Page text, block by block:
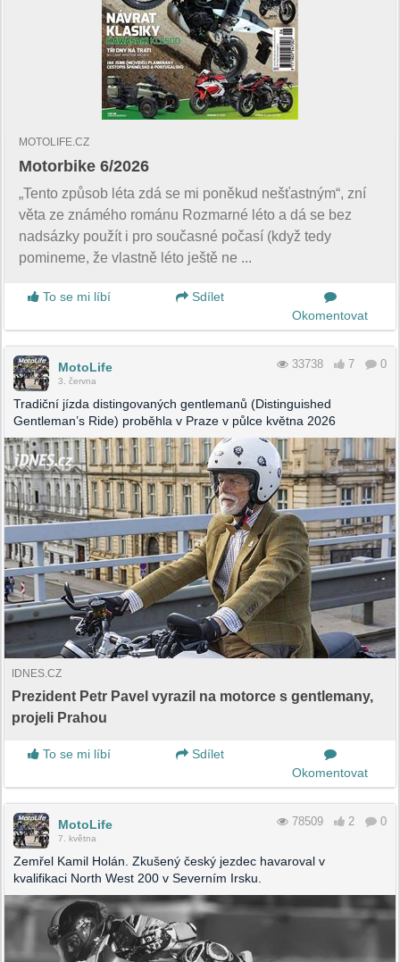
MOTOLIFE.CZ
Motorbike 6/2026
„Tento způsob léta zdá se mi poněkud nešťastným“, zní
věta ze známého románu Rozmarné léto a dá se bez
nadsázky použít i pro současné počasí (když tedy
pomineme, že vlastně léto ještě ne ...
To se mi líbí
Sdílet
Okomentovat
MotoLife
3. června
33738 7 0
Tradiční jízda distingovaných gentlemanů (Distinguished
Gentleman’s Ride) proběhla v Praze v půlce května 2026
IDNES.CZ
Prezident Petr Pavel vyrazil na motorce s gentlemany,
projeli Prahou
To se mi líbí
Sdílet
Okomentovat
MotoLife
7. května
78509 2 0
Zemřel Kamil Holán. Zkušený český jezdec havaroval v
kvalifikaci North West 200 v Severním Irsku.